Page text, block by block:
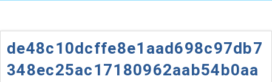
de48c10dcffe8e1aad698c97db7
348ec25ac17180962aab54b0aa